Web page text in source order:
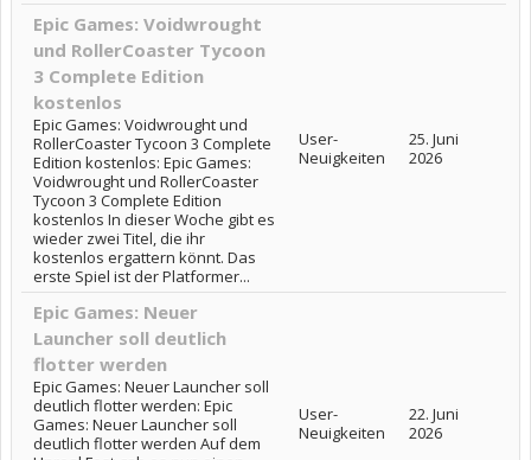
Epic Games: Voidwrought
und RollerCoaster Tycoon
3 Complete Edition
kostenlos
Epic Games: Voidwrought und
RollerCoaster Tycoon 3 Complete
Edition kostenlos: Epic Games:
Voidwrought und RollerCoaster
Tycoon 3 Complete Edition
kostenlos In dieser Woche gibt es
wieder zwei Titel, die ihr
kostenlos ergattern könnt. Das
erste Spiel ist der Platformer...
User-
Neuigkeiten
25. Juni
2026
Epic Games: Neuer
Launcher soll deutlich
flotter werden
Epic Games: Neuer Launcher soll
deutlich flotter werden: Epic
Games: Neuer Launcher soll
deutlich flotter werden Auf dem
User-
Neuigkeiten
22. Juni
2026